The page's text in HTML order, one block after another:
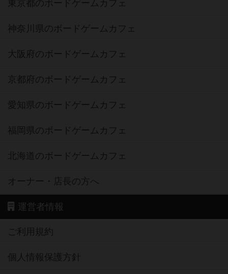
東京都のボードゲームカフェ
神奈川県のボードゲームカフェ
大阪府のボードゲームカフェ
京都府のボードゲームカフェ
愛知県のボードゲームカフェ
福岡県のボードゲームカフェ
北海道のボードゲームカフェ
オーナー・店長の方へ
運営者情報
ご利用規約
個人情報保護方針